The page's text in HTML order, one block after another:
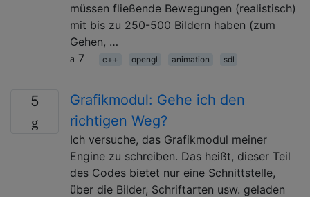
müssen fließende Bewegungen (realistisch)
mit bis zu 250-500 Bildern haben (zum
Gehen, …
7
c++ opengl animation sdl
5
Grafikmodul: Gehe ich den
richtigen Weg?
Ich versuche, das Grafikmodul meiner
Engine zu schreiben. Das heißt, dieser Teil
des Codes bietet nur eine Schnittstelle,
über die Bilder, Schriftarten usw. geladen